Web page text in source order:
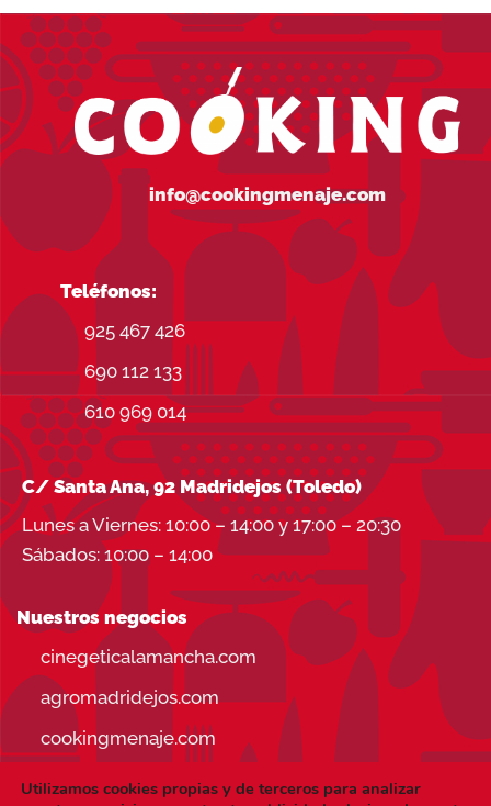
hasta
120,00€
info@cookingmenaje.com
Teléfonos:
925 467 426
690 112 133
610 969 014
C/ Santa Ana, 92 Madridejos (Toledo)
Lunes a Viernes: 10:00 – 14:00 y 17:00 – 20:30
Sábados: 10:00 – 14:00
Nuestros negocios
cinegeticalamancha.com
agromadridejos.com
cookingmenaje.com
Utilizamos cookies propias y de terceros para analizar